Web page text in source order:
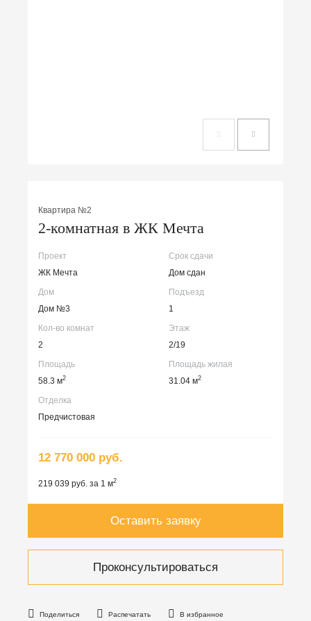
Поделиться Распечатать В избранное
Квартира №2
2-комнатная в ЖК Мечта
Проект
ЖК Мечта
Срок сдачи
Дом сдан
Дом
Дом №3
Подъезд
1
Кол-во комнат
2
Этаж
2/19
Площадь
58.3 м2
Площадь жилая
31.04 м2
Отделка
Предчистовая
12 770 000 руб.
219 039 руб. за 1 м2
Оставить заявку
Проконсультироваться